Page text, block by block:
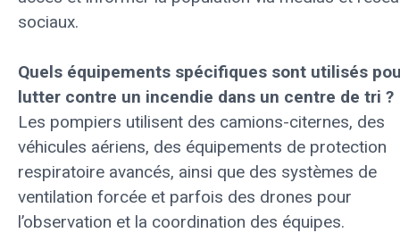
sociaux.
Quels équipements spécifiques sont utilisés
lutter contre un incendie dans un centre de tri ?
Les pompiers utilisent des camions-citernes, des
véhicules aériens, des équipements de protection
respiratoire avancés, ainsi que des systèmes de
ventilation forcée et parfois des drones pour
l’observation et la coordination des équipes.